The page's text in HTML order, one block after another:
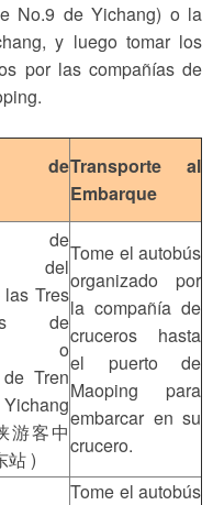
No.9 de Yichang) o la
y luego tomar los
por las compañías de
deTransporte al
Embarque
de
del
Tres
de
o
Tren
游客中
站 )
Tome el autobús
organizado por
la compañía de
cruceros hasta
el puerto de
Maoping para
embarcar en su
crucero.
Tome el autobús